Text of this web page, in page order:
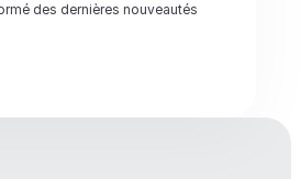
des dernières nouveautés